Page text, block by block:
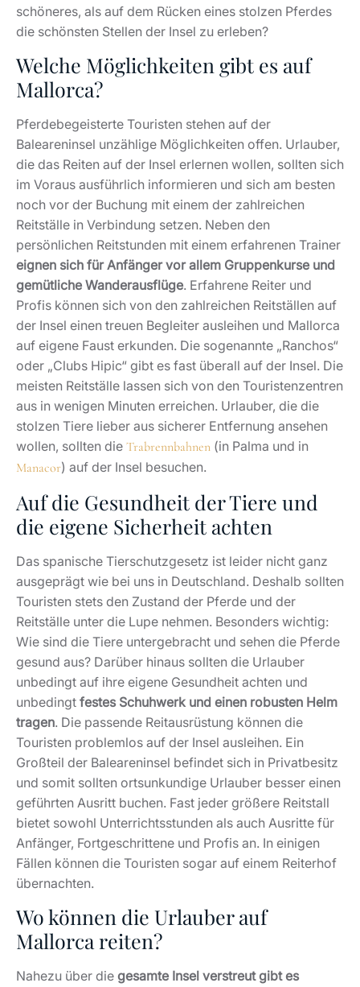
schöneres, als auf dem Rücken eines stolzen Pferdes
die schönsten Stellen der Insel zu erleben?
Welche Möglichkeiten gibt es auf
Mallorca?
Pferdebegeisterte Touristen stehen auf der
Baleareninsel unzählige Möglichkeiten offen. Urlauber,
die das Reiten auf der Insel erlernen wollen, sollten sich
im Voraus ausführlich informieren und sich am besten
noch vor der Buchung mit einem der zahlreichen
Reitställe in Verbindung setzen. Neben den
persönlichen Reitstunden mit einem erfahrenen Trainer
eignen sich für Anfänger vor allem Gruppenkurse und
gemütliche Wanderausflüge. Erfahrene Reiter und
Profis können sich von den zahlreichen Reitställen auf
der Insel einen treuen Begleiter ausleihen und Mallorca
auf eigene Faust erkunden. Die sogenannte „Ranchos“
oder „Clubs Hipic“ gibt es fast überall auf der Insel. Die
meisten Reitställe lassen sich von den Touristenzentren
aus in wenigen Minuten erreichen. Urlauber, die die
stolzen Tiere lieber aus sicherer Entfernung ansehen
wollen, sollten die Trabrennbahnen (in Palma und in
Manacor) auf der Insel besuchen.
Auf die Gesundheit der Tiere und
die eigene Sicherheit achten
Das spanische Tierschutzgesetz ist leider nicht ganz
ausgeprägt wie bei uns in Deutschland. Deshalb sollten
Touristen stets den Zustand der Pferde und der
Reitställe unter die Lupe nehmen. Besonders wichtig:
Wie sind die Tiere untergebracht und sehen die Pferde
gesund aus? Darüber hinaus sollten die Urlauber
unbedingt auf ihre eigene Gesundheit achten und
unbedingt festes Schuhwerk und einen robusten Helm
tragen. Die passende Reitausrüstung können die
Touristen problemlos auf der Insel ausleihen. Ein
Großteil der Baleareninsel befindet sich in Privatbesitz
und somit sollten ortsunkundige Urlauber besser einen
geführten Ausritt buchen. Fast jeder größere Reitstall
bietet sowohl Unterrichtsstunden als auch Ausritte für
Anfänger, Fortgeschrittene und Profis an. In einigen
Fällen können die Touristen sogar auf einem Reiterhof
übernachten.
Wo können die Urlauber auf
Mallorca reiten?
Nahezu über die gesamte Insel verstreut gibt es